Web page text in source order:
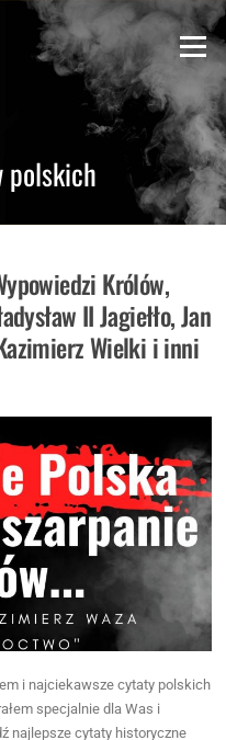
Menu
polskich
Królów,
II Jagiełło, Jan
Wielki i inni
i najciekawsze cytaty polskich
specjalnie dla Was i
najlepsze cytaty historyczne